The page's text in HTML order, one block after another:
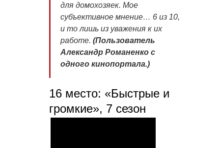
для домохозяек. Мое
субъективное мнение… 6 из 10,
и то лишь из уважения к их
работе. (Пользователь
Александр Романенко c
одного кинопортала.)
16 место: «Быстрые и
громкие», 7 сезон